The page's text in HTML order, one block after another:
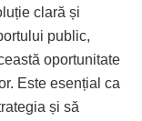
clară și
public,
oportunitate
Este esențial ca
și să